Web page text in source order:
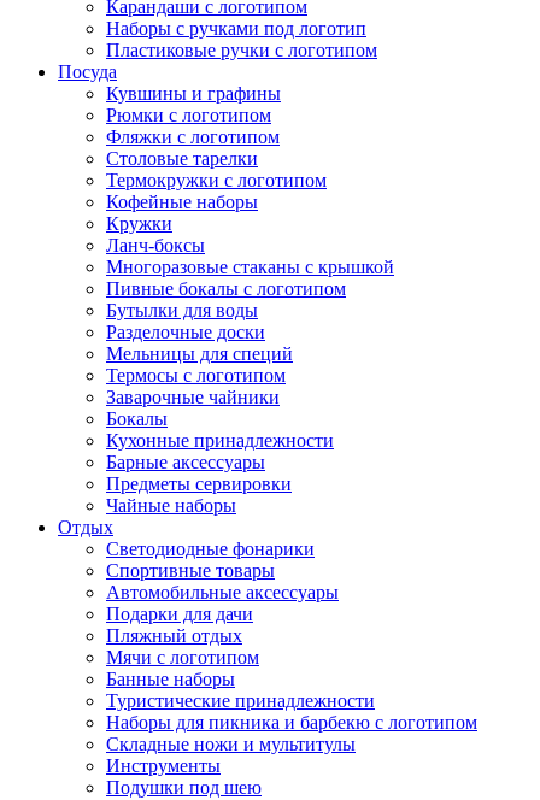
Карандаши с логотипом
Наборы с ручками под логотип
Пластиковые ручки с логотипом
Посуда
Кувшины и графины
Рюмки с логотипом
Фляжки с логотипом
Столовые тарелки
Термокружки с логотипом
Кофейные наборы
Кружки
Ланч-боксы
Многоразовые стаканы с крышкой
Пивные бокалы с логотипом
Бутылки для воды
Разделочные доски
Мельницы для специй
Термосы с логотипом
Заварочные чайники
Бокалы
Кухонные принадлежности
Барные аксессуары
Предметы сервировки
Чайные наборы
Отдых
Светодиодные фонарики
Спортивные товары
Автомобильные аксессуары
Подарки для дачи
Пляжный отдых
Мячи с логотипом
Банные наборы
Туристические принадлежности
Наборы для пикника и барбекю с логотипом
Складные ножи и мультитулы
Инструменты
Подушки под шею